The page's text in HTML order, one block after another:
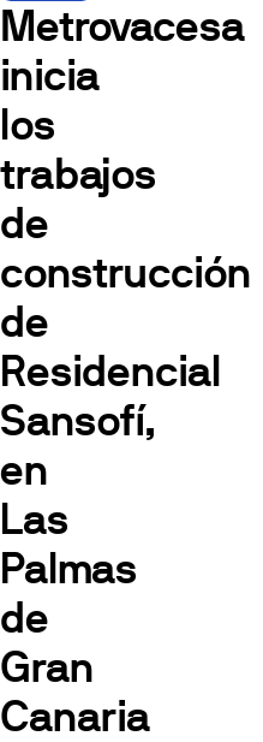
Metrovacesa
inicia
los
trabajos
de
construcción
de
Residencial
Sansofí,
en
Las
Palmas
de
Gran
Canaria